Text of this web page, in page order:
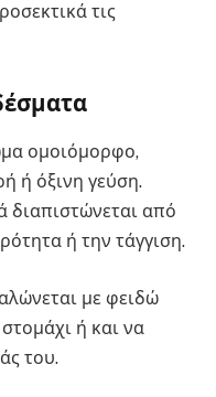
τις
ομοιόμορφο,
ή όξινη γεύση.
διαπιστώνεται από
ή την τάγγιση.
με φειδώ
ή και να
του.